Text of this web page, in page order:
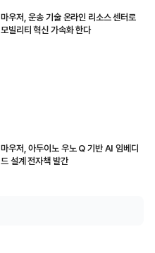
마우저, 운송 기술 온라인 리소스 센터로
모빌리티 혁신 가속화 한다
마우저, 아두이노 우노 Q 기반 AI 임베디
드 설계 전자책 발간